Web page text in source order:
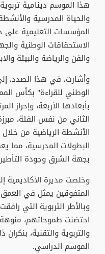
هذا الموسم دينامية
والحياة المدرسية
المؤسسات التعليمية
الاستحقاقات الوطنية
والفن والرياضة والبيئة
وأشارت، في هذا الصدد،
الوطني للقراءة" بكأس
بأبعادها الأربعة، وإحراز
الثاني من نفس الفئة،
البطولات المدرسية، مما
بجهة الشرق وجودة
وخلصت مديرة الأكاديمية
المتفوقين يمثل في العمق
وبالأطر التربوية التي
احتضنت طموحاتهم، منوهة
والتربوية والتقنية،
الموسم الدراسي.